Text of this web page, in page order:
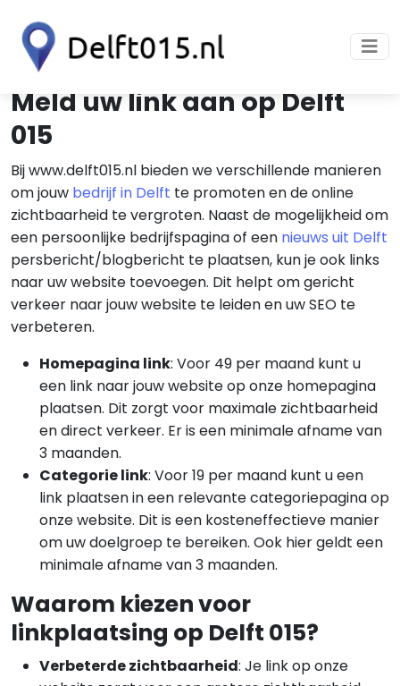
Meld uw link aan op Delft
015
Bij www.delft015.nl bieden we verschillende manieren
om jouw bedrijf in Delft te promoten en de online
zichtbaarheid te vergroten. Naast de mogelijkheid om
een persoonlijke bedrijfspagina of een nieuws uit Delft
persbericht/blogbericht te plaatsen, kun je ook links
naar uw website toevoegen. Dit helpt om gericht
verkeer naar jouw website te leiden en uw SEO te
verbeteren.
Homepagina link: Voor 49 per maand kunt u
een link naar jouw website op onze homepagina
plaatsen. Dit zorgt voor maximale zichtbaarheid
en direct verkeer. Er is een minimale afname van
3 maanden.
Categorie link: Voor 19 per maand kunt u een
link plaatsen in een relevante categoriepagina op
onze website. Dit is een kosteneffectieve manier
om uw doelgroep te bereiken. Ook hier geldt een
minimale afname van 3 maanden.
Waarom kiezen voor
linkplaatsing op Delft 015?
Verbeterde zichtbaarheid: Je link op onze